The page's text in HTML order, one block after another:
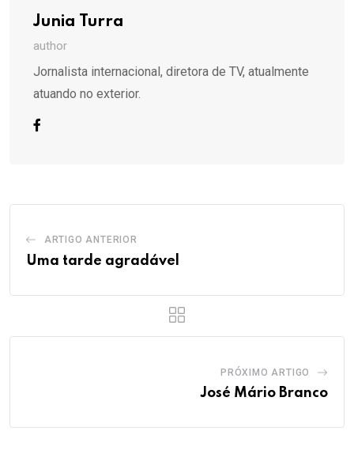
Junia Turra
author
Jornalista internacional, diretora de TV, atualmente
atuando no exterior.
ARTIGO ANTERIOR
Uma tarde agradável
PRÓXIMO ARTIGO
José Mário Branco